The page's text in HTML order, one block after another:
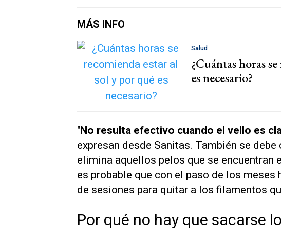
MÁS INFO
Salud
¿Cuántas horas
es necesario?
"No resulta efectivo cuando el vello es
expresan desde Sanitas. También se
elimina aquellos pelos que se encuentran
es probable que con el paso de los meses
de sesiones para quitar a los filamentos
Por qué no hay que sacarse